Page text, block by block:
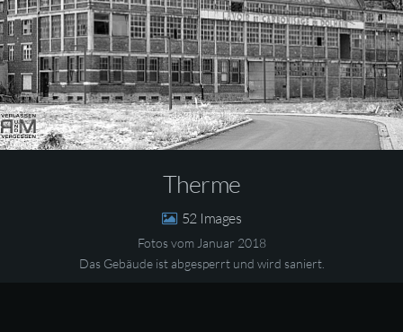
Therme
52
Fotos vom Januar 2018
Das Gebäude ist abgesperrt und wird saniert.